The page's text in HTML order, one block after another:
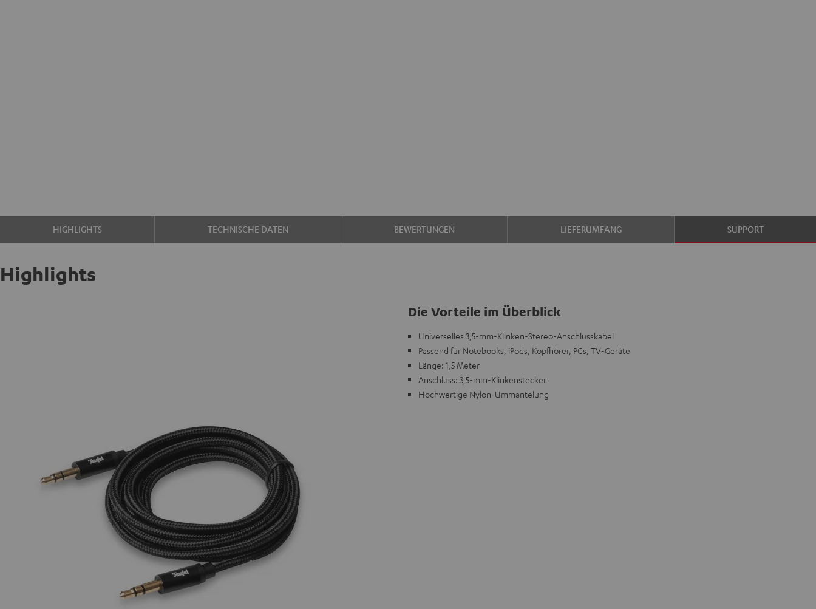
HIGHLIGHTS TECHNISCHE DATEN BEWERTUNGEN LIEFERUMFANG SUPPORT
Highlights
Die Vorteile im Überblick
Universelles 3,5-mm-Klinken-Stereo-Anschlusskabel
Passend für Notebooks, iPods, Kopfhörer, PCs, TV-Geräte
Länge: 1,5 Meter
Anschluss: 3,5-mm-Klinkenstecker
Hochwertige Nylon-Ummantelung